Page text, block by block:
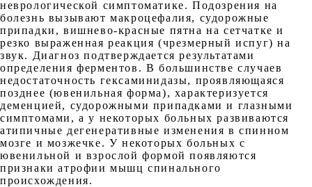
неврологической симптоматике. Подозрения на
болезнь вызывают макроцефалия, судорожные
припадки, вишнево-красные пятна на сетчатке и
резко выраженная реакция (чрезмерный испуг) на
звук. Диагноз подтверждается результатами
определения ферментов. В большинстве случаев
недостаточность гексаминидазы, проявляющаяся
позднее (ювенильная форма), характеризуется
деменцией, судорожными припадками и глазными
симптомами, а у некоторых больных развиваются
атипичные дегенеративные изменения в спинном
мозге и мозжечке. У некоторых больных с
ювенильной и взрослой формой появляются
признаки атрофии мышц спинального
происхождения.